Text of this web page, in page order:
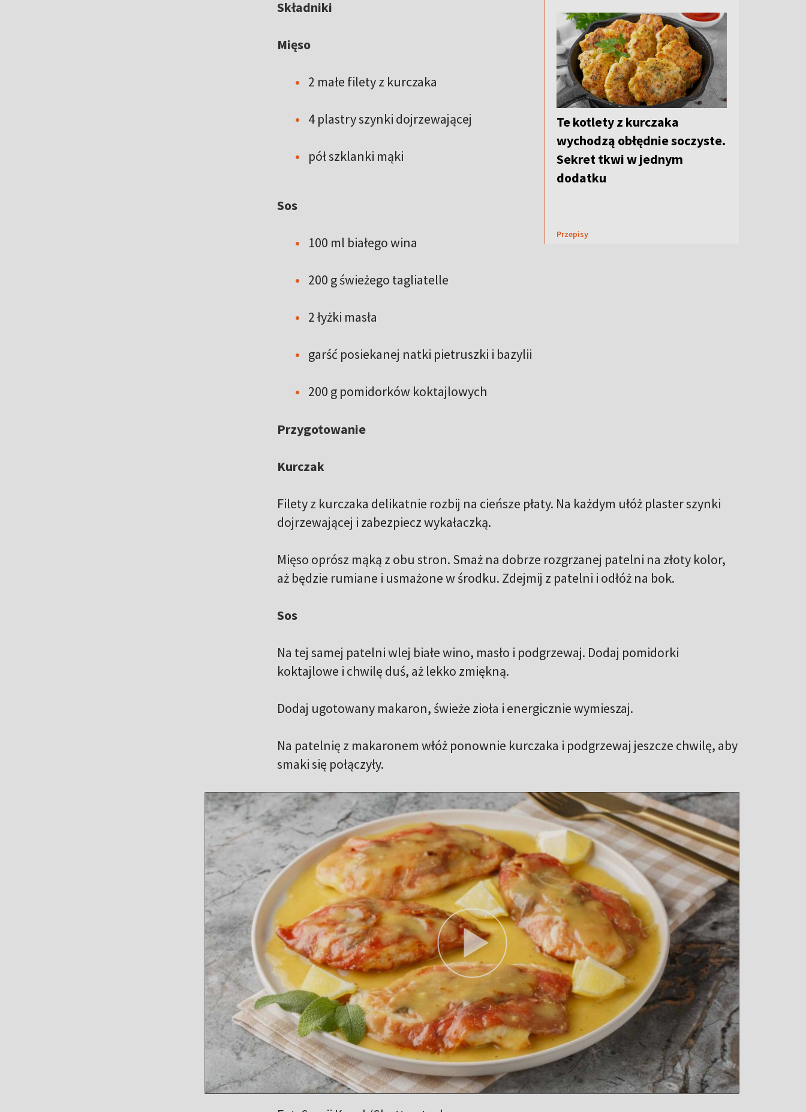
Te kotlety z kurczaka
wychodzą obłędnie soczyste.
Sekret tkwi w jednym
dodatku
Przepisy
Składniki
Mięso
2 małe filety z kurczaka
4 plastry szynki dojrzewającej
pół szklanki mąki
Sos
100 ml białego wina
200 g świeżego tagliatelle
2 łyżki masła
garść posiekanej natki pietruszki i bazylii
200 g pomidorków koktajlowych
Przygotowanie
Kurczak
Filety z kurczaka delikatnie rozbij na cieńsze płaty. Na każdym ułóż plaster szynki
dojrzewającej i zabezpiecz wykałaczką.
Mięso oprósz mąką z obu stron. Smaż na dobrze rozgrzanej patelni na złoty kolor,
aż będzie rumiane i usmażone w środku. Zdejmij z patelni i odłóż na bok.
Sos
Na tej samej patelni wlej białe wino, masło i podgrzewaj. Dodaj pomidorki
koktajlowe i chwilę duś, aż lekko zmiękną.
Dodaj ugotowany makaron, świeże zioła i energicznie wymieszaj.
Na patelnię z makaronem włóż ponownie kurczaka i podgrzewaj jeszcze chwilę, aby
smaki się połączyły.